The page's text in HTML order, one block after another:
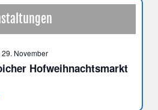
29. November
Hofweihnachtsmarkt